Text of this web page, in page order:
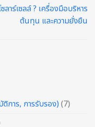
ซลาร์เซลล์ ? เครื่องมือบริหาร
ต้นทุน และความยั่งยืน
ติการ, การรับรอง)(7)